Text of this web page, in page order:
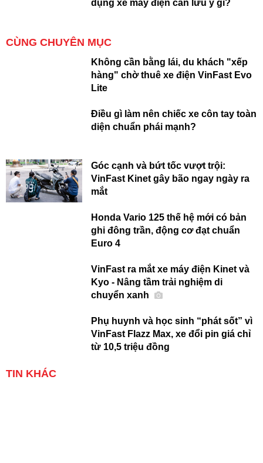
dụng xe máy điện cần lưu ý gì?
CÙNG CHUYÊN MỤC
Không cần bằng lái, du khách "xếp
hàng" chờ thuê xe điện VinFast Evo
Lite
Điều gì làm nên chiếc xe côn tay toàn
diện chuẩn phái mạnh?
Góc cạnh và bứt tốc vượt trội:
VinFast Kinet gây bão ngay ngày ra
mắt
Honda Vario 125 thế hệ mới có bản
ghi đông trần, động cơ đạt chuẩn
Euro 4
VinFast ra mắt xe máy điện Kinet và
Kyo - Nâng tầm trải nghiệm di
chuyển xanh
Phụ huynh và học sinh “phát sốt” vì
VinFast Flazz Max, xe đổi pin giá chỉ
từ 10,5 triệu đồng
TIN KHÁC